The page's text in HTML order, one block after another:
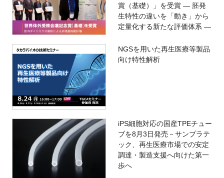
賞（基礎）」を受賞 ― 胚発
生特性の違いを「動き」から
定量化する新たな評価体系 ―
NGSを用いた再生医療等製品
向け特性解析
iPS細胞対応の国産TPEチュー
ブを8月3日発売－サンプラテ
ック、再生医療市場での安定
調達・製造支援へ向けた第一
歩へ